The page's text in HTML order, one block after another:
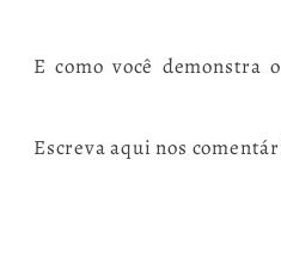
E como você demonstra
Escreva aqui nos